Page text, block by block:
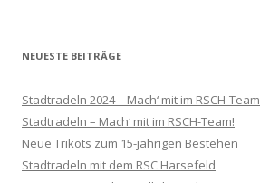
NEUESTE BEITRÄGE
Stadtradeln 2024 – Mach‘ mit im RSCH-Team
Stadtradeln – Mach‘ mit im RSCH-Team!
Neue Trikots zum 15-jährigen Bestehen
Stadtradeln mit dem RSC Harsefeld